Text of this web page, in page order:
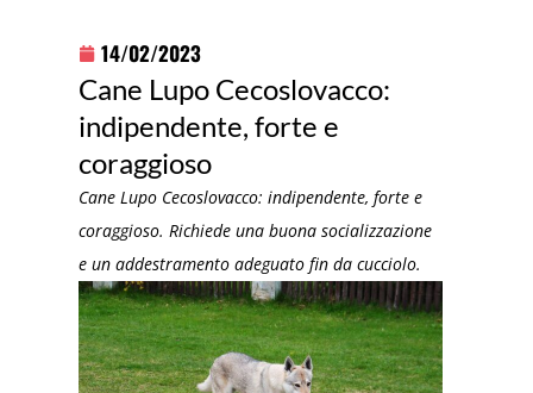
14/02/2023
Cane Lupo Cecoslovacco:
indipendente, forte e
coraggioso
Cane Lupo Cecoslovacco: indipendente, forte e
coraggioso. Richiede una buona socializzazione
e un addestramento adeguato fin da cucciolo.